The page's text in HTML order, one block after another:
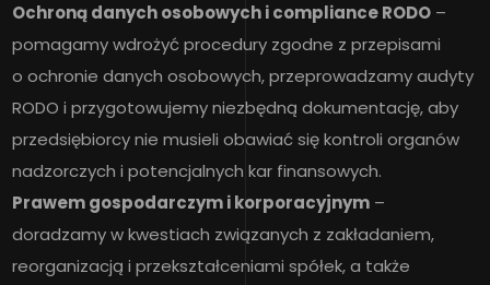
Ochroną danych osobowych i compliance RODO–
pomagamy wdrożyć procedury zgodne z przepisami
o ochronie danych osobowych, przeprowadzamy audyty
RODO i przygotowujemy niezbędną dokumentację, aby
przedsiębiorcy nie musieli obawiać się kontroli organów
nadzorczych i potencjalnych kar finansowych.
Prawem gospodarczym i korporacyjnym–
doradzamy w kwestiach związanych z zakładaniem,
reorganizacją i przekształceniami spółek, a także